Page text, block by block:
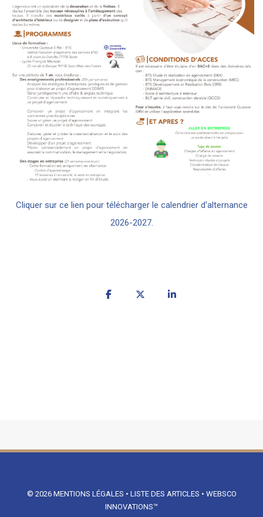
Cliquer sur ce lien pour télécharger le calendrier d'alternance
2026-2027.
© 2026 MENTIONS LÉGALES • LISTE DES ARTICLES • WEBSCO
INNOVATIONS™